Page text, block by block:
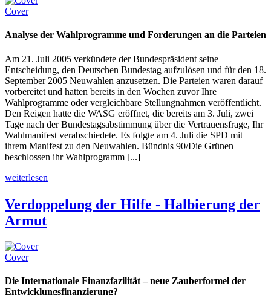
Cover
Analyse der Wahlprogramme und Forderungen an die Parteien
Am 21. Juli 2005 verkündete der Bundespräsident seine
Entscheidung, den Deutschen Bundestag aufzulösen und für den 18.
September 2005 Neuwahlen anzusetzen. Die Parteien waren darauf
vorbereitet und hatten bereits in den Wochen zuvor Ihre
Wahlprogramme oder vergleichbare Stellungnahmen veröffentlicht.
Den Reigen hatte die WASG eröffnet, die bereits am 3. Juli, zwei
Tage nach der Bundestagsabstimmung über die Vertrauensfrage, Ihr
Wahlmanifest verabschiedete. Es folgte am 4. Juli die SPD mit
ihrem Manifest zu den Neuwahlen. Bündnis 90/Die Grünen
beschlossen ihr Wahlprogramm [...]
weiterlesen
Verdoppelung der Hilfe - Halbierung der
Armut
Cover
Die Internationale Finanzfazilität – neue Zauberformel der
Entwicklungsfinanzierung?